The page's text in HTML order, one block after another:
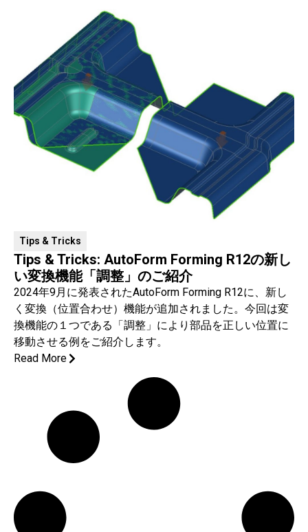
Tips & ​Tricks
Tips & Tricks: AutoForm Forming R12の新し
い変換機能「調整」のご紹介
2024年9月に発表されたAutoForm Forming R12に、新し
く変換（位置合わせ）機能が追加されました。今回は変
換機能の１つである「調整」により部品を正しい位置に
移動させる例をご紹介します。
Read More